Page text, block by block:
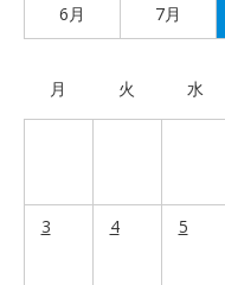
6月 7月
月 火 水
3 4 5